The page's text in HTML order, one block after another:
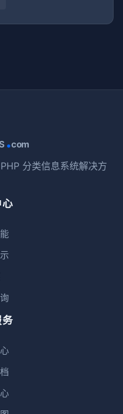
.com
分类信息系统解决方
心
务